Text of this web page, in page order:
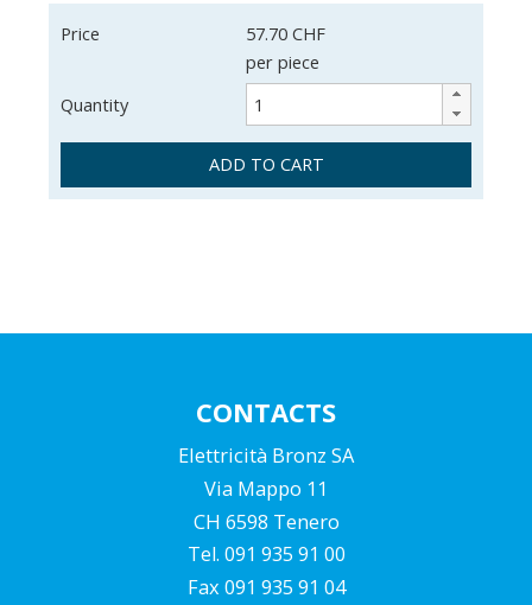
Price
57.70 CHF
per piece
Quantity
ADD TO CART
CONTACTS
Elettricità Bronz SA
Via Mappo 11
CH 6598 Tenero
Tel. 091 935 91 00
Fax 091 935 91 04